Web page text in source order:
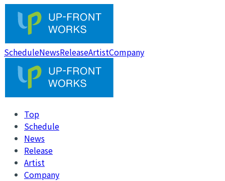
ScheduleNewsReleaseArtistCompany
Top
Schedule
News
Release
Artist
Company